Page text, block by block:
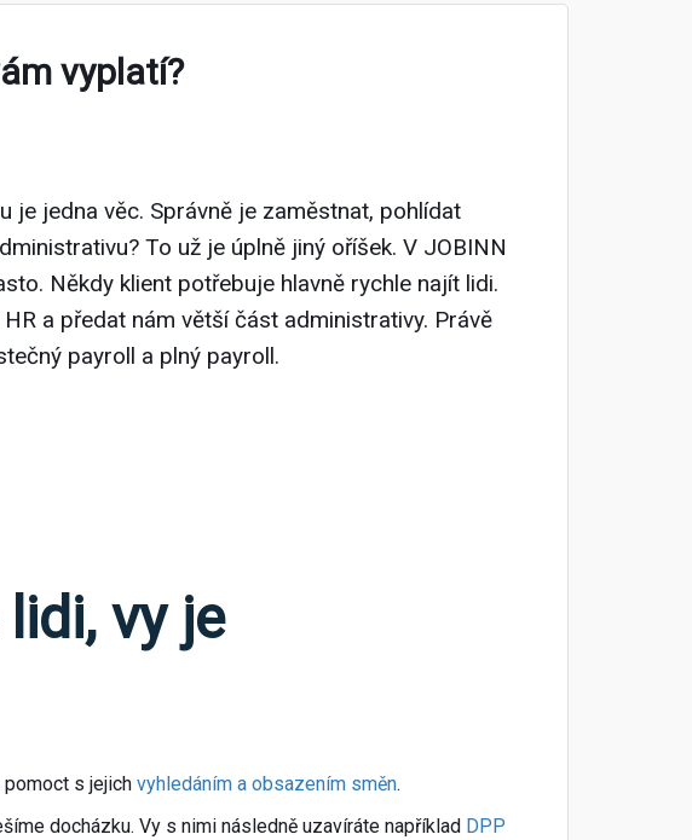
vyplatí?
je jedna věc. Správně je zaměstnat, pohlídat
To už je úplně jiný oříšek. V JOBINN
Někdy klient potřebuje hlavně rychle najít lidi.
a předat nám větší část administrativy. Právě
payroll a plný payroll.
vy je
s jejich vyhledáním a obsazením směn.
docházku. Vy s nimi následně uzavíráte například DPP